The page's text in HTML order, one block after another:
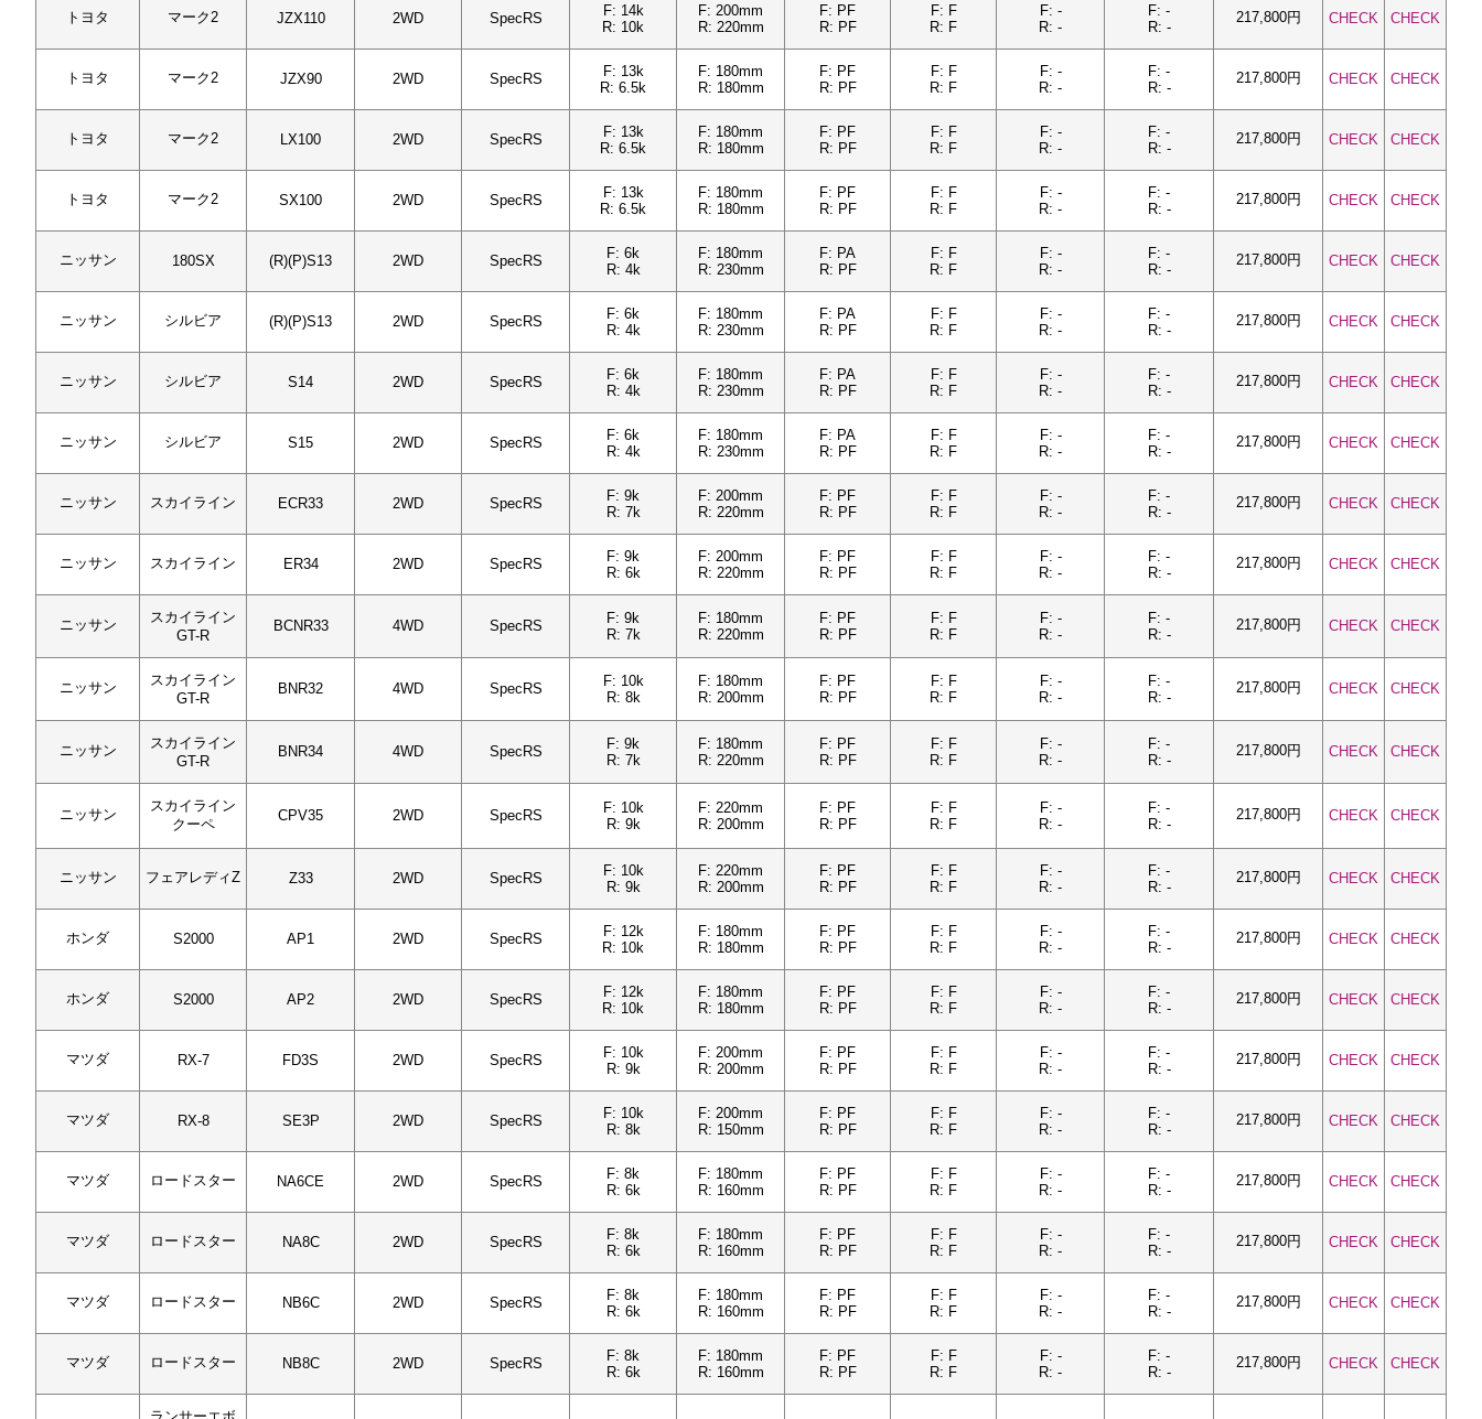
トヨタ マーク2 JZX110 2WD SpecRS
F: 14k
R: 10k
F: 200mm
R: 220mm
F: PF
R: PF
F: F
R: F
F: -
R: -
F: -
R: -
217,800円 CHECK CHECK
トヨタ マーク2 JZX90 2WD SpecRS
F: 13k
R: 6.5k
F: 180mm
R: 180mm
F: PF
R: PF
F: F
R: F
F: -
R: -
F: -
R: -
217,800円 CHECK CHECK
トヨタ マーク2 LX100 2WD SpecRS
F: 13k
R: 6.5k
F: 180mm
R: 180mm
F: PF
R: PF
F: F
R: F
F: -
R: -
F: -
R: -
217,800円 CHECK CHECK
トヨタ マーク2 SX100 2WD SpecRS
F: 13k
R: 6.5k
F: 180mm
R: 180mm
F: PF
R: PF
F: F
R: F
F: -
R: -
F: -
R: -
217,800円 CHECK CHECK
ニッサン 180SX (R)(P)S13 2WD SpecRS
F: 6k
R: 4k
F: 180mm
R: 230mm
F: PA
R: PF
F: F
R: F
F: -
R: -
F: -
R: -
217,800円 CHECK CHECK
ニッサン シルビア (R)(P)S13 2WD SpecRS
F: 6k
R: 4k
F: 180mm
R: 230mm
F: PA
R: PF
F: F
R: F
F: -
R: -
F: -
R: -
217,800円 CHECK CHECK
ニッサン シルビア S14 2WD SpecRS
F: 6k
R: 4k
F: 180mm
R: 230mm
F: PA
R: PF
F: F
R: F
F: -
R: -
F: -
R: -
217,800円 CHECK CHECK
ニッサン シルビア S15 2WD SpecRS
F: 6k
R: 4k
F: 180mm
R: 230mm
F: PA
R: PF
F: F
R: F
F: -
R: -
F: -
R: -
217,800円 CHECK CHECK
ニッサン スカイライン ECR33 2WD SpecRS
F: 9k
R: 7k
F: 200mm
R: 220mm
F: PF
R: PF
F: F
R: F
F: -
R: -
F: -
R: -
217,800円 CHECK CHECK
ニッサン スカイライン ER34 2WD SpecRS
F: 9k
R: 6k
F: 200mm
R: 220mm
F: PF
R: PF
F: F
R: F
F: -
R: -
F: -
R: -
217,800円 CHECK CHECK
ニッサン
スカイライン
GT-R
BCNR33 4WD SpecRS
F: 9k
R: 7k
F: 180mm
R: 220mm
F: PF
R: PF
F: F
R: F
F: -
R: -
F: -
R: -
217,800円 CHECK CHECK
ニッサン
スカイライン
GT-R
BNR32 4WD SpecRS
F: 10k
R: 8k
F: 180mm
R: 200mm
F: PF
R: PF
F: F
R: F
F: -
R: -
F: -
R: -
217,800円 CHECK CHECK
ニッサン
スカイライン
GT-R
BNR34 4WD SpecRS
F: 9k
R: 7k
F: 180mm
R: 220mm
F: PF
R: PF
F: F
R: F
F: -
R: -
F: -
R: -
217,800円 CHECK CHECK
ニッサン
スカイライン
クーペ
CPV35 2WD SpecRS
F: 10k
R: 9k
F: 220mm
R: 200mm
F: PF
R: PF
F: F
R: F
F: -
R: -
F: -
R: -
217,800円 CHECK CHECK
ニッサン フェアレディZ Z33 2WD SpecRS
F: 10k
R: 9k
F: 220mm
R: 200mm
F: PF
R: PF
F: F
R: F
F: -
R: -
F: -
R: -
217,800円 CHECK CHECK
ホンダ S2000 AP1 2WD SpecRS
F: 12k
R: 10k
F: 180mm
R: 180mm
F: PF
R: PF
F: F
R: F
F: -
R: -
F: -
R: -
217,800円 CHECK CHECK
ホンダ S2000 AP2 2WD SpecRS
F: 12k
R: 10k
F: 180mm
R: 180mm
F: PF
R: PF
F: F
R: F
F: -
R: -
F: -
R: -
217,800円 CHECK CHECK
マツダ RX-7 FD3S 2WD SpecRS
F: 10k
R: 9k
F: 200mm
R: 200mm
F: PF
R: PF
F: F
R: F
F: -
R: -
F: -
R: -
217,800円 CHECK CHECK
マツダ RX-8 SE3P 2WD SpecRS
F: 10k
R: 8k
F: 200mm
R: 150mm
F: PF
R: PF
F: F
R: F
F: -
R: -
F: -
R: -
217,800円 CHECK CHECK
マツダ ロードスター NA6CE 2WD SpecRS
F: 8k
R: 6k
F: 180mm
R: 160mm
F: PF
R: PF
F: F
R: F
F: -
R: -
F: -
R: -
217,800円 CHECK CHECK
マツダ ロードスター NA8C 2WD SpecRS
F: 8k
R: 6k
F: 180mm
R: 160mm
F: PF
R: PF
F: F
R: F
F: -
R: -
F: -
R: -
217,800円 CHECK CHECK
マツダ ロードスター NB6C 2WD SpecRS
F: 8k
R: 6k
F: 180mm
R: 160mm
F: PF
R: PF
F: F
R: F
F: -
R: -
F: -
R: -
217,800円 CHECK CHECK
マツダ ロードスター NB8C 2WD SpecRS
F: 8k
R: 6k
F: 180mm
R: 160mm
F: PF
R: PF
F: F
R: F
F: -
R: -
F: -
R: -
217,800円 CHECK CHECK